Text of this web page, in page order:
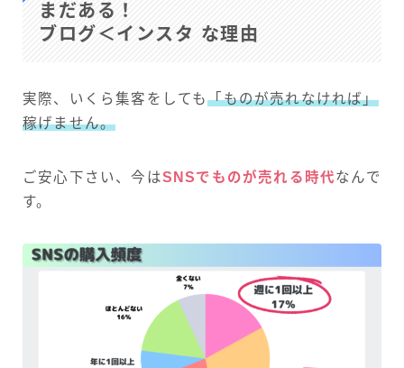
まだある！
ブログ＜インスタ な理由
実際、いくら集客をしても「ものが売れなければ」
稼げません。
ご安心下さい、今はSNSでものが売れる時代なんで
す。